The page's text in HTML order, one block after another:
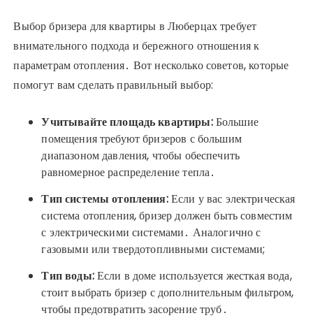
Выбор бризера для квартиры в Люберцах требует
внимательного подхода и бережного отношения к
параметрам отопления․ Вот несколько советов, которые
помогут вам сделать правильный выбор:
Учитывайте площадь квартиры:Большие
помещения требуют бризеров с большим
диапазоном давления, чтобы обеспечить
равномерное распределение тепла․
Тип системы отопления:Если у вас электрическая
система отопления, бризер должен быть совместим
с электрическими системами․ Аналогично с
газовыми или твердотопливными системами;
Тип воды:Если в доме используется жесткая вода,
стоит выбрать бризер с дополнительным фильтром,
чтобы предотвратить засорение труб․